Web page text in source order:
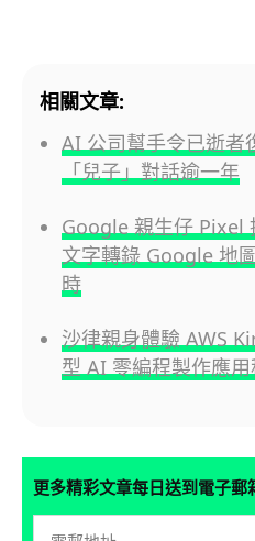
相關文章:
AI 公司幫手令已逝者
「兒子」對話逾一年
Google 親生仔 Pixel
文字轉錄 Google 地
時
沙律親身體驗 AWS
型 AI 零編程製作應
更多精彩文章每日送到電子郵